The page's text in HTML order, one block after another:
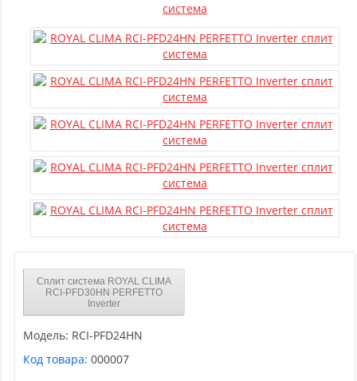
Сплит система ROYAL CLIMA
RCI-PFD30HN PERFETTO
Inverter
Модель: RCI-PFD24HN
Код товара: 000007